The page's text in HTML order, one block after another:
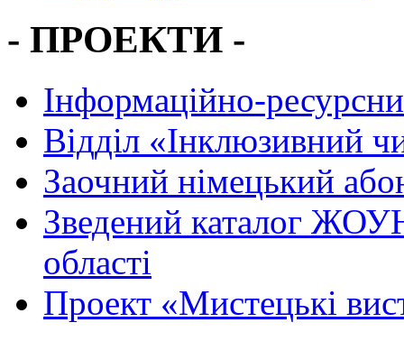
- ПРОЕКТИ -
Інформаційно-
Вiддiл «Інклюзивний
Заочний німецький
Зведений каталог
області
Проект «Мистецькі